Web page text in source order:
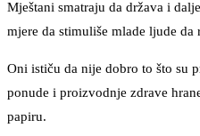
Mještani smatraju da država i
mjere da stimuliše mlade ljude da
Oni ističu da nije dobro to što su
ponude i proizvodnje zdrave
papiru.